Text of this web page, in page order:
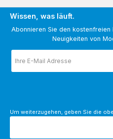
Wissen, was läuft.
Abonnieren Sie den
Neuigkeiten von
Mail-
Adresse
Um weiterzugehen, geben Sie die